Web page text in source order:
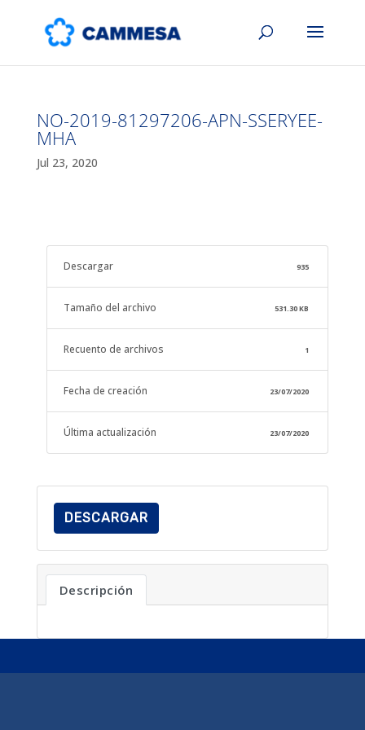
NO-2019-81297206-APN-SSERYEE-
MHA
Jul 23, 2020
Descargar 935
Tamaño del archivo 531.30 KB
Recuento de archivos 1
Fecha de creación 23/07/2020
Última actualización 23/07/2020
DESCARGAR
Descripción